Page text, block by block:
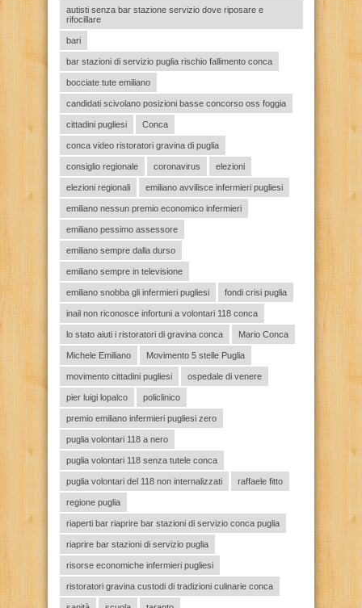
autisti senza bar stazione servizio dove riposare e
rifocillare
bari
bar stazioni di servizio puglia rischio fallimento conca
bocciate tute emiliano
candidati scivolano posizioni basse concorso oss foggia
cittadini pugliesi Conca
conca video ristoratori gravina di puglia
consiglio regionale coronavirus elezioni
elezioni regionali emiliano avvilisce infermieri pugliesi
emiliano nessun premio economico infermieri
emiliano pessimo assessore
emiliano sempre dalla durso
emiliano sempre in televisione
emiliano snobba gli infermieri pugliesi fondi crisi puglia
inail non riconosce infortuni a volontari 118 conca
lo stato aiuti i ristoratori di gravina conca Mario Conca
Michele Emiliano Movimento 5 stelle Puglia
movimento cittadini pugliesi ospedale di venere
pier luigi lopalco policlinico
premio emiliano infermieri pugliesi zero
puglia volontari 118 a nero
puglia volontari 118 senza tutele conca
puglia volontari del 118 non internalizzati raffaele fitto
regione puglia
riaperti bar riaprire bar stazioni di servizio conca puglia
riaprire bar stazioni di servizio puglia
risorse economiche infermieri pugliesi
ristoratori gravina custodi di tradizioni culinarie conca